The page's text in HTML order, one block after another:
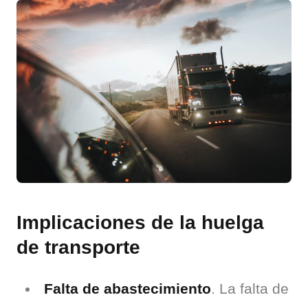
Implicaciones de la huelga
de transporte
Falta de abastecimiento . La falta de